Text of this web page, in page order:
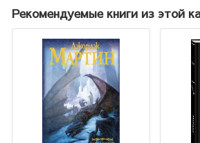
Рекомендуемые книги из этой